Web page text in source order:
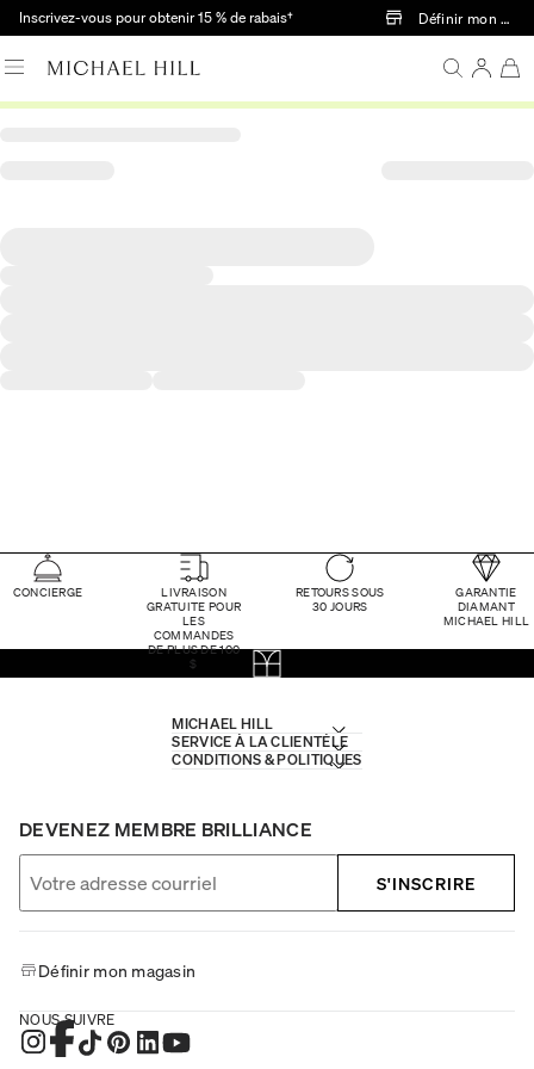
Passer au contenu principal
Inscrivez-vous pour obtenir 15 % de rabais† Définir mon
CONCIERGE
LIVRAISON
GRATUITE POUR
LES
COMMANDES
DE PLUS DE 100
$
RETOURS SOUS
30 JOURS
GARANTIE
DIAMANT
MICHAEL HILL
MICHAEL HILL
SERVICE À LA CLIENTÈLE
CONDITIONS & POLITIQUES
DEVENEZ MEMBRE BRILLIANCE
S'INSCRIRE
Définir mon magasin
NOUS SUIVRE